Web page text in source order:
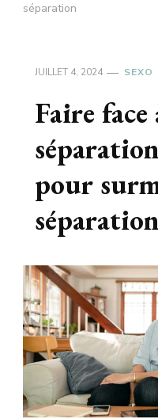
séparation
JUILLET 4, 2024 SEXO
Faire face
pour
séparation